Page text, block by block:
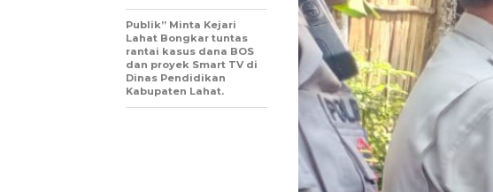
Publik” Minta Kejari
Lahat Bongkar tuntas
rantai kasus dana BOS
dan proyek Smart TV di
Dinas Pendidikan
Kabupaten Lahat.